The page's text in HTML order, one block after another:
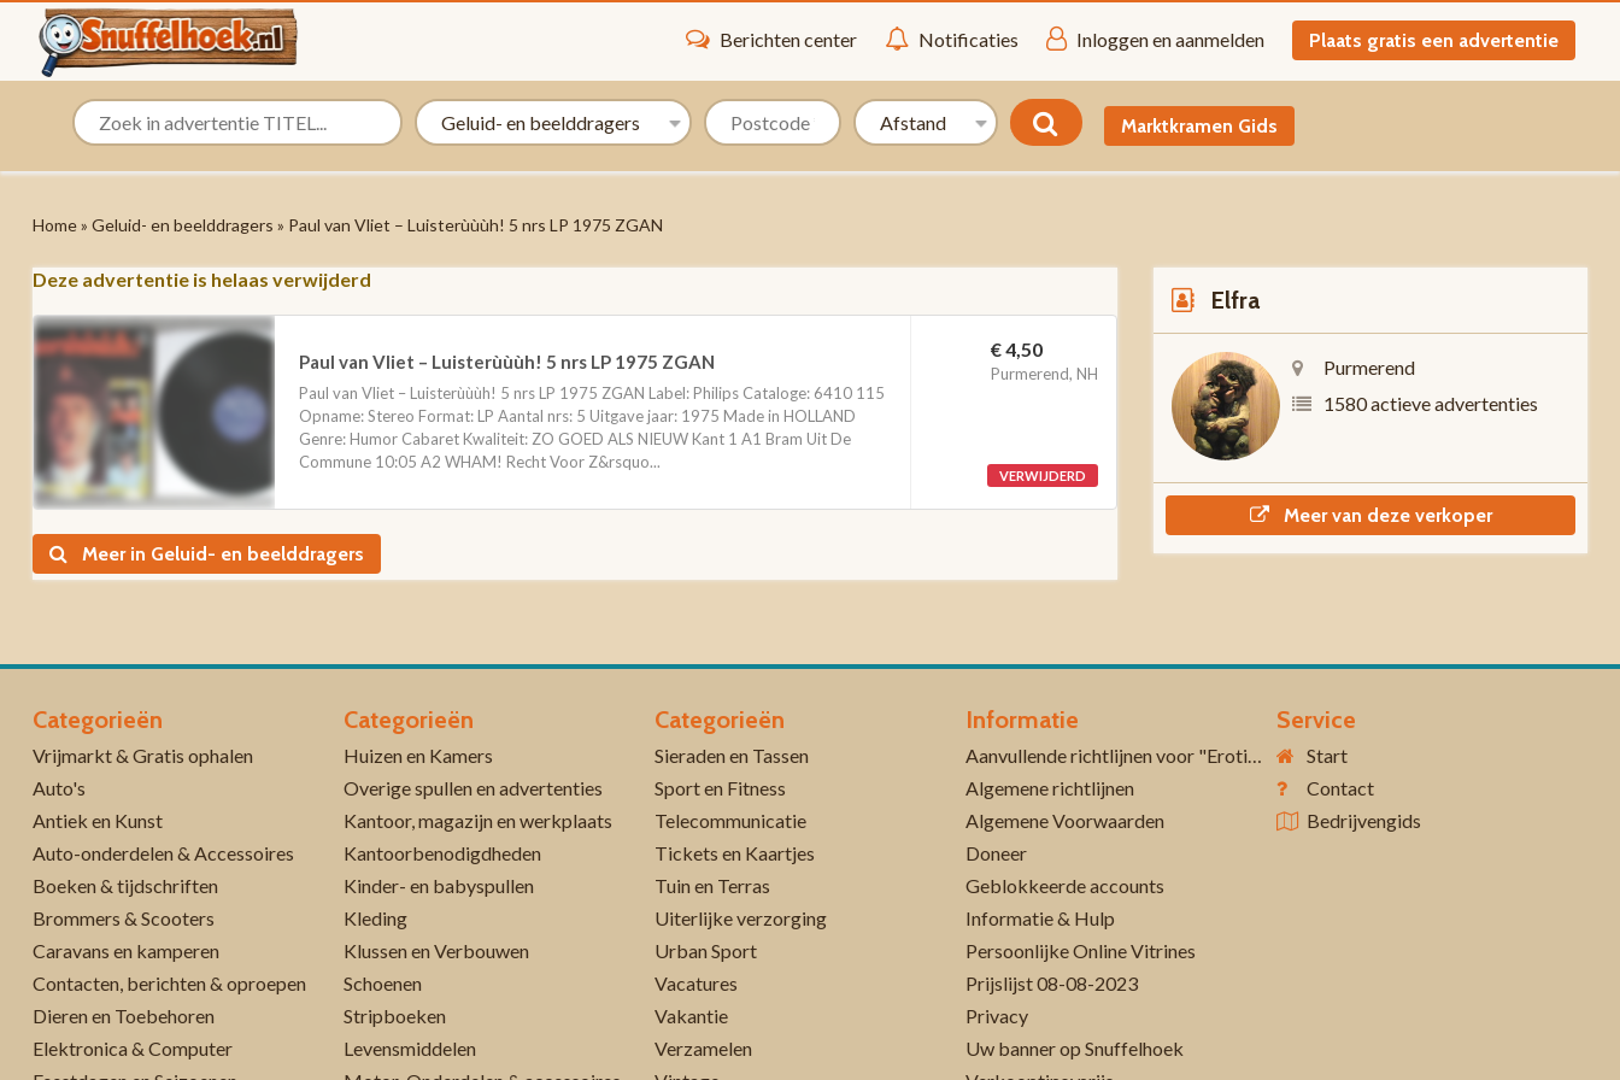
Berichten center Notificaties Inloggen en aanmelden Plaats gratis een advertentie
Marktkramen Gids
Home» Geluid- en beelddragers » Paul van Vliet – Luisterùùùh! 5 nrs LP 1975 ZGAN
Deze advertentie is helaas verwijderd
Paul van Vliet – Luisterùùùh! 5 nrs LP 1975 ZGAN
Paul van Vliet – Luisterùùùh! 5 nrs LP 1975 ZGAN Label: Philips Cataloge: 6410 115
Opname: Stereo Format: LP Aantal nrs: 5 Uitgave jaar: 1975 Made in HOLLAND
Genre: Humor Cabaret Kwaliteit: ZO GOED ALS NIEUW Kant 1 A1 Bram Uit De
Commune 10:05 A2 WHAM! Recht Voor Z&rsquo...
€ 4,50
Purmerend, NH
VERWIJDERD
Meer in Geluid- en beelddragers
Elfra
Purmerend
1580 actieve advertenties
Meer van deze verkoper
Categorieën
Vrijmarkt & Gratis ophalen
Auto's
Antiek en Kunst
Auto-onderdelen & Accessoires
Boeken & tijdschriften
Brommers & Scooters
Caravans en kamperen
Contacten, berichten & oproepen
Dieren en Toebehoren
Elektronica & Computer
Categorieën
Huizen en Kamers
Overige spullen en advertenties
Kantoor, magazijn en werkplaats
Kantoorbenodigdheden
Kinder- en babyspullen
Kleding
Klussen en Verbouwen
Schoenen
Stripboeken
Levensmiddelen
Categorieën
Sieraden en Tassen
Sport en Fitness
Telecommunicatie
Tickets en Kaartjes
Tuin en Terras
Uiterlijke verzorging
Urban Sport
Vacatures
Vakantie
Verzamelen
Informatie
Aanvullende richtlijnen voor "Erotiek 18+"
Algemene richtlijnen
Algemene Voorwaarden
Doneer
Geblokkeerde accounts
Informatie & Hulp
Persoonlijke Online Vitrines
Prijslijst 08-08-2023
Privacy
Uw banner op Snuffelhoek
Service
Start
Contact
Bedrijvengids